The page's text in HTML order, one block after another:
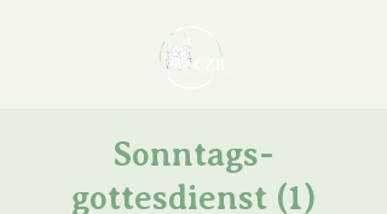
Sonntags-
gottesdienst (1)